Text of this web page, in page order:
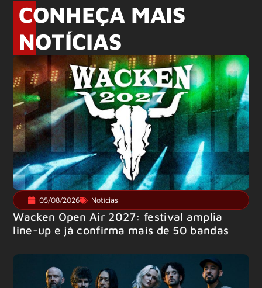
CONHEÇA MAIS
NOTÍCIAS
05/08/2026 Notícias
Wacken Open Air 2027: festival amplia
line-up e já confirma mais de 50 bandas